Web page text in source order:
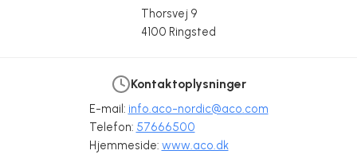
Thorsvej 9
4100 Ringsted
Kontaktoplysninger
E-mail: info.aco-nordic@aco.com
Telefon: 57666500
Hjemmeside: www.aco.dk